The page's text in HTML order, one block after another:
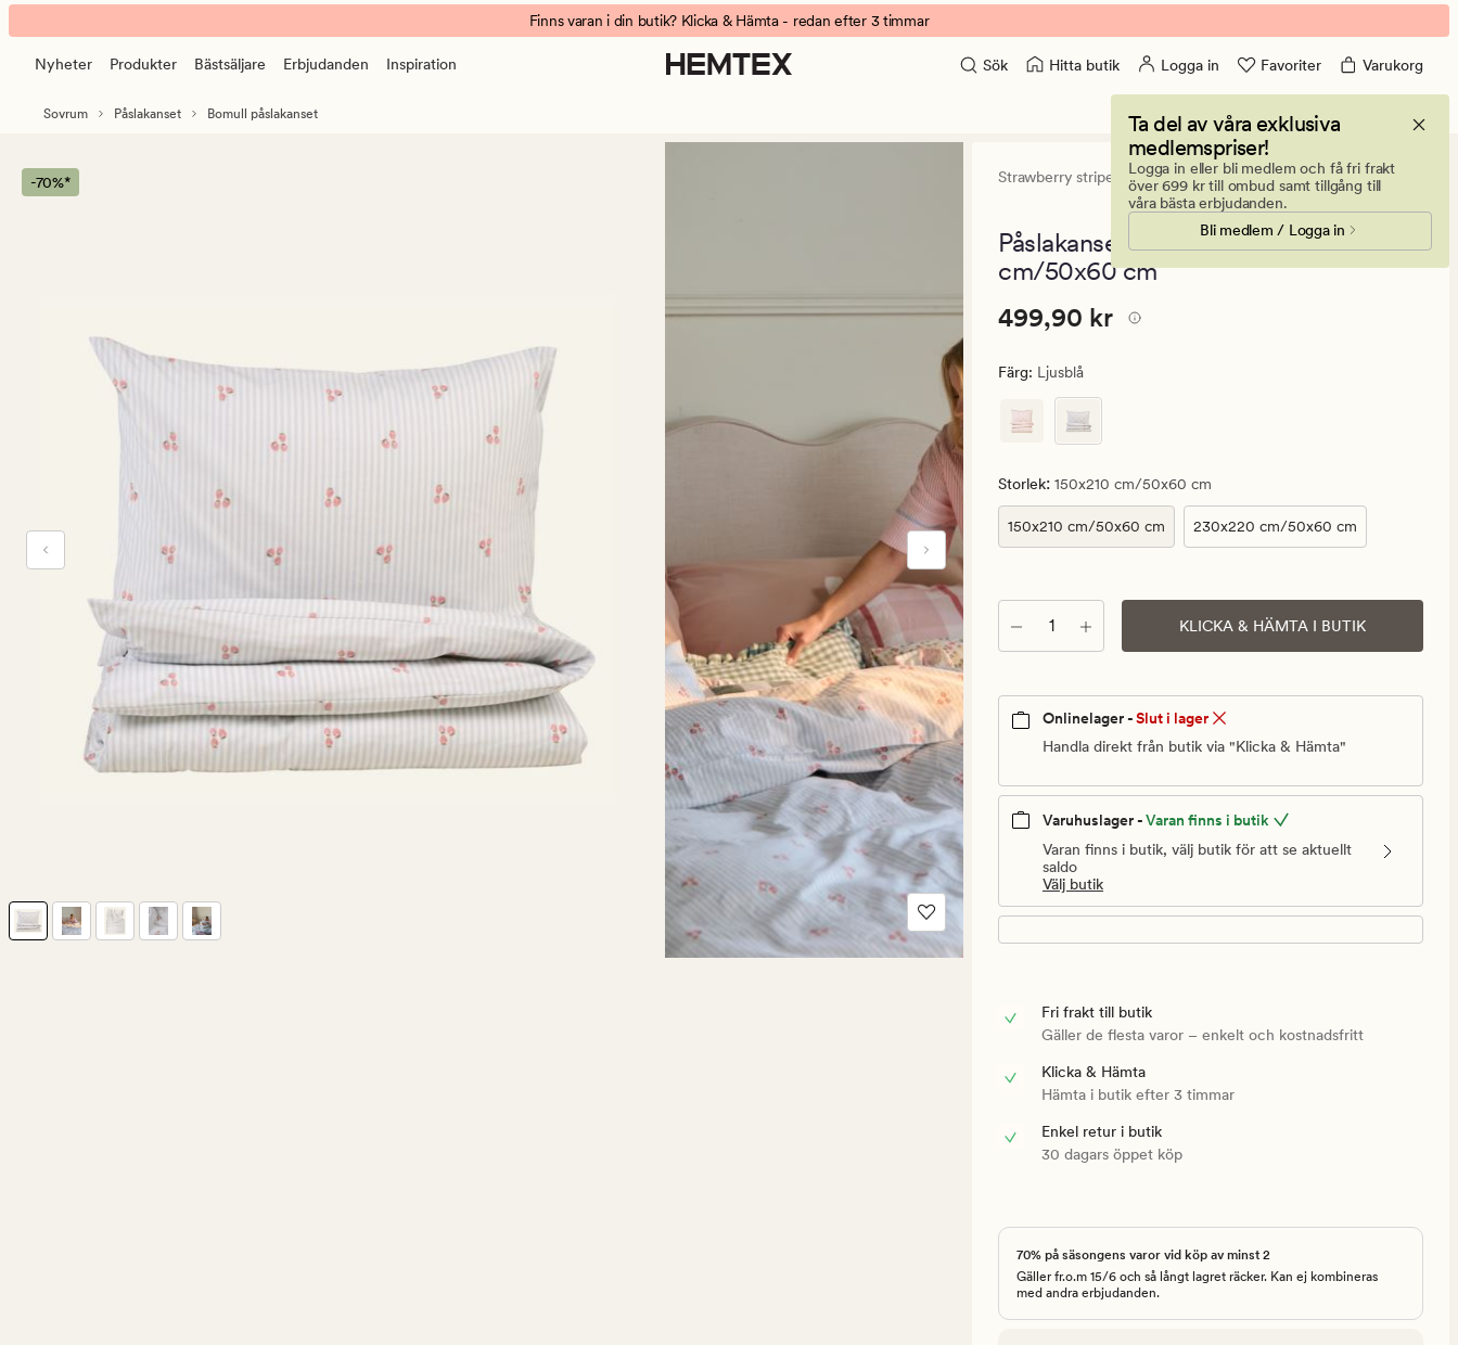
Strawberry
stripe
påslakanset
bomull
banner.
Klicka
ESCAPE
att
pausa.
Finns varan i din butik? Klicka & Hämta - redan efter 3 timmar
Nyheter Produkter Bästsäljare Erbjudanden Inspiration Sök Hitta butik Logga in Favoriter Varukorg
Ta del av våra exklusiva
medlemspriser!
Logga in eller bli medlem och få fri frakt
över 699 kr till ombud samt tillgång till
våra bästa erbjudanden.
Bli medlem / Logga in
Sovrum Påslakanset Bomull påslakanset
-70%* Strawberry stripe
0
med
betyg
0
Påslakanset i bomull ljusblå - 150x210
cm/50x60 cm
Pris
499,90
kr.
Ordinarie
pris
499,90
Pris 499,90 kr
499,90 kr
Färg: Ljusblå
Storlek: 150x210 cm/50x60 cm
150x210 cm/50x60 cm 230x220 cm/50x60 cm
Antal KLICKA & HÄMTA I BUTIK
Onlinelager -Slut i lager
Handla direkt från butik via "Klicka & Hämta"
Varuhuslager -Varan finns i butik
Varan finns i butik, välj butik för att se aktuellt
saldo
Välj butik
Fri frakt till butik
Gäller de flesta varor – enkelt och kostnadsfritt
Klicka & Hämta
Hämta i butik efter 3 timmar
Enkel retur i butik
30 dagars öppet köp
70% på säsongens varor vid köp av minst 2
Gäller fr.o.m 15/6 och så långt lagret räcker. Kan ej kombineras
med andra erbjudanden.